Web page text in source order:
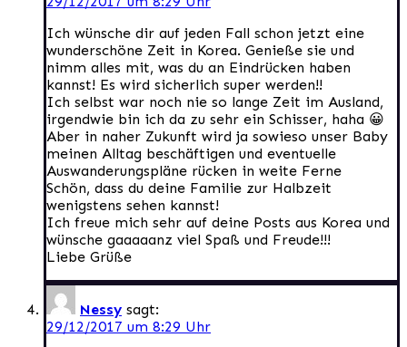
Ich wünsche dir auf jeden Fall schon jetzt eine
wunderschöne Zeit in Korea. Genieße sie und
nimm alles mit, was du an Eindrücken haben
kannst! Es wird sicherlich super werden!!
Ich selbst war noch nie so lange Zeit im Ausland,
irgendwie bin ich da zu sehr ein Schisser, haha 😀
Aber in naher Zukunft wird ja sowieso unser Baby
meinen Alltag beschäftigen und eventuelle
Auswanderungspläne rücken in weite Ferne
Schön, dass du deine Familie zur Halbzeit
wenigstens sehen kannst!
Ich freue mich sehr auf deine Posts aus Korea und
wünsche gaaaaanz viel Spaß und Freude!!!
Liebe Grüße
Nessy sagt:
29/12/2017 um 8:29 Uhr